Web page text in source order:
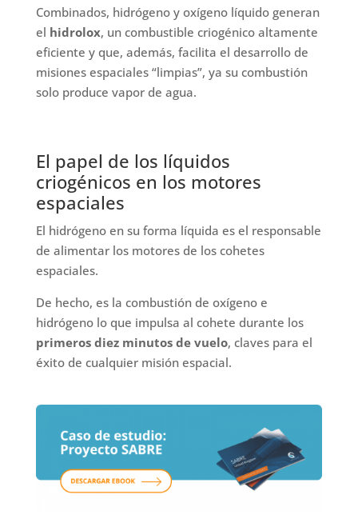
Combinados, hidrógeno y oxígeno líquido generan
el hidrolox, un combustible criogénico altamente
eficiente y que, además, facilita el desarrollo de
misiones espaciales “limpias”, ya su combustión
solo produce vapor de agua.
El papel de los líquidos
criogénicos en los motores
espaciales
El hidrógeno en su forma líquida es el responsable
de alimentar los motores de los cohetes
espaciales.
De hecho, es la combustión de oxígeno e
hidrógeno lo que impulsa al cohete durante los
primeros diez minutos de vuelo, claves para el
éxito de cualquier misión espacial.